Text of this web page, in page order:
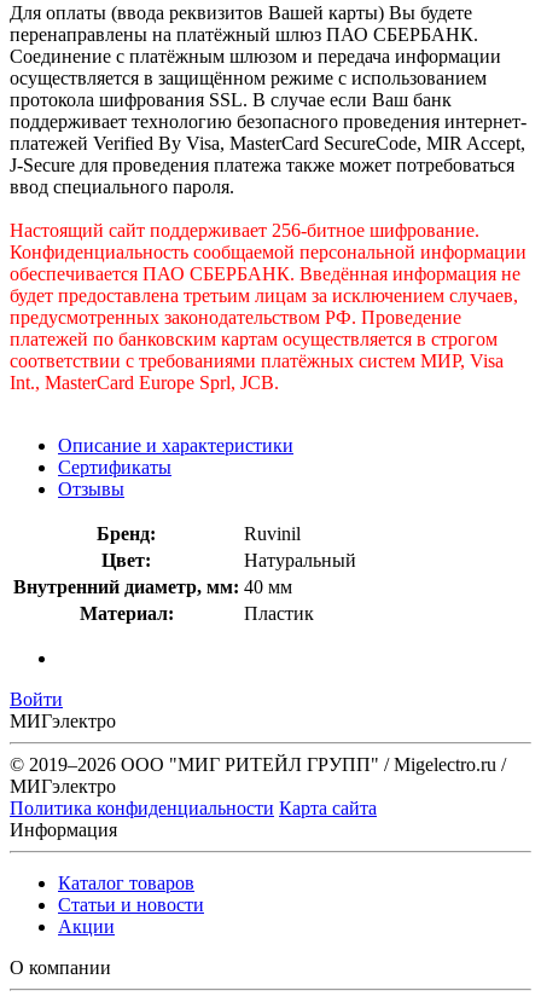
Для оплаты (ввода реквизитов Вашей карты) Вы будете
перенаправлены на платёжный шлюз ПАО СБЕРБАНК.
Соединение с платёжным шлюзом и передача информации
осуществляется в защищённом режиме с использованием
протокола шифрования SSL. В случае если Ваш банк
поддерживает технологию безопасного проведения интернет-
платежей Verified By Visa, MasterCard SecureCode, MIR Accept,
J-Secure для проведения платежа также может потребоваться
ввод специального пароля.
Настоящий сайт поддерживает 256-битное шифрование.
Конфиденциальность сообщаемой персональной информации
обеспечивается ПАО СБЕРБАНК. Введённая информация не
будет предоставлена третьим лицам за исключением случаев,
предусмотренных законодательством РФ. Проведение
платежей по банковским картам осуществляется в строгом
соответствии с требованиями платёжных систем МИР, Visa
Int., MasterCard Europe Sprl, JCB.
Описание и характеристики
Сертификаты
Отзывы
Бренд:
Ruvinil
Цвет:
Натуральный
Внутренний диаметр, мм: 40 мм
Материал:
Пластик
Войти
МИГэлектро
© 2019–2026 ООО "МИГ РИТЕЙЛ ГРУПП" / Migelectro.ru /
МИГэлектро
Политика конфиденциальности Карта сайта
Информация
Каталог товаров
Статьи и новости
Акции
О компании